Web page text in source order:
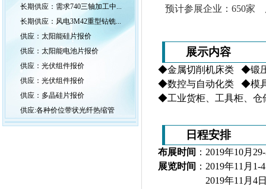
长期供应：需求740三轴加工中...
长期供应：风电3M42重型钻铣...
供应：太阳能硅片报价
供应：太阳能电池片报价
供应：光伏组件报价
供应：光伏组件报价
供应：多晶硅片报价
供应:各种价位带状光纤热缩管
预计参展企业：650家
展示内容
◆金属切削机床类 ◆锻
◆数控与自动化类 ◆模具
◆工业货柜、工具柜、
日程安排
布展时间 ：2019年10月 29-
展览时间 ：2019年11 月 1-4
2019年11 月 4